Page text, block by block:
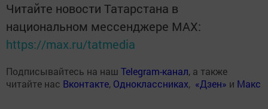
Читайте новости Татарстана в
национальном мессенджере MАХ:
https://max.ru/tatmedia
Подписывайтесь на наш Telegram-канал, а также
читайте нас Вконтакте, Одноклассниках, «Дзен» и Макс